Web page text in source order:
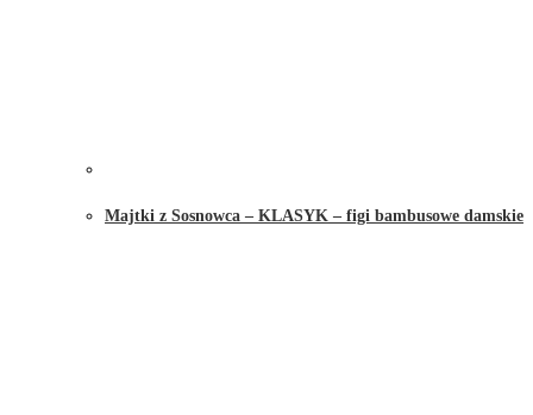
Majtki z Sosnowca – KLASYK – figi bambusowe damskie